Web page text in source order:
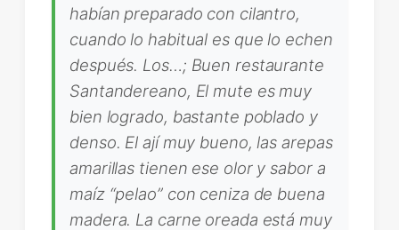
habían preparado con cilantro,
cuando lo habitual es que lo echen
después. Los…; Buen restaurante
Santandereano, El mute es muy
bien logrado, bastante poblado y
denso. El ají muy bueno, las arepas
amarillas tienen ese olor y sabor a
maíz “pelao” con ceniza de buena
madera. La carne oreada está muy